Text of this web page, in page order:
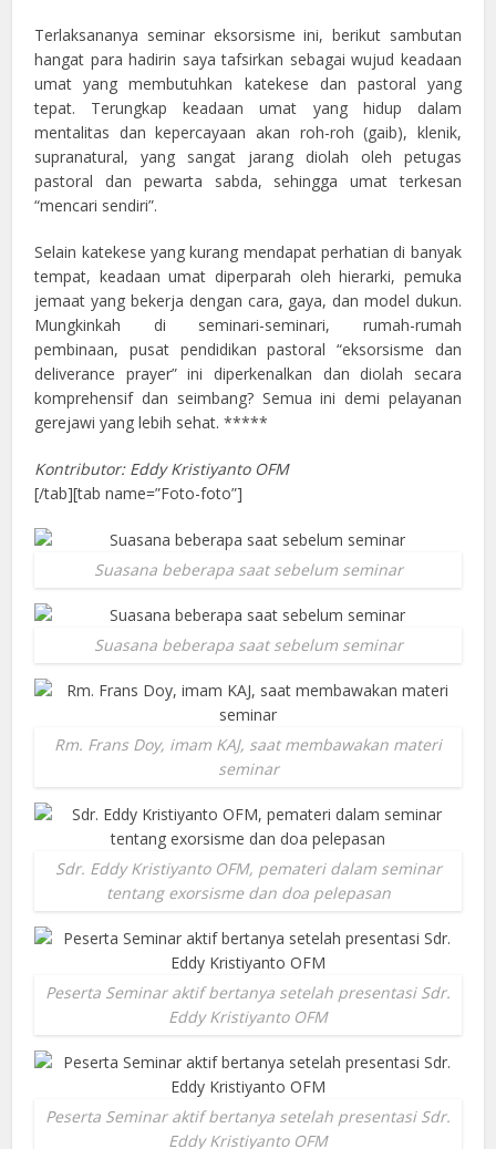
Terlaksananya seminar eksorsisme ini, berikut sambutan
hangat para hadirin saya tafsirkan sebagai wujud keadaan
umat yang membutuhkan katekese dan pastoral yang
tepat. Terungkap keadaan umat yang hidup dalam
mentalitas dan kepercayaan akan roh-roh (gaib), klenik,
supranatural, yang sangat jarang diolah oleh petugas
pastoral dan pewarta sabda, sehingga umat terkesan
“mencari sendiri”.
Selain katekese yang kurang mendapat perhatian di banyak
tempat, keadaan umat diperparah oleh hierarki, pemuka
jemaat yang bekerja dengan cara, gaya, dan model dukun.
Mungkinkah di seminari-seminari, rumah-rumah
pembinaan, pusat pendidikan pastoral “eksorsisme dan
deliverance prayer” ini diperkenalkan dan diolah secara
komprehensif dan seimbang? Semua ini demi pelayanan
gerejawi yang lebih sehat. *****
Kontributor: Eddy Kristiyanto OFM
[/tab][tab name=”Foto-foto”]
Suasana beberapa saat sebelum seminar
Suasana beberapa saat sebelum seminar
Rm. Frans Doy, imam KAJ, saat membawakan materi
seminar
Sdr. Eddy Kristiyanto OFM, pemateri dalam seminar
tentang exorsisme dan doa pelepasan
Peserta Seminar aktif bertanya setelah presentasi Sdr.
Eddy Kristiyanto OFM
Peserta Seminar aktif bertanya setelah presentasi Sdr.
Eddy Kristiyanto OFM